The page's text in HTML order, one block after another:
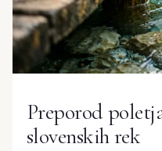
Preporod
slovenskih rek